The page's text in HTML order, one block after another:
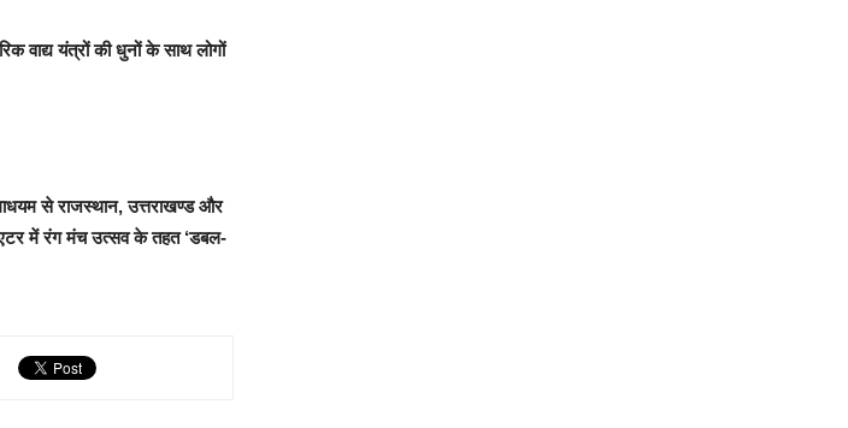
वाद्य यंत्रों की धुनों के साथ लोगों
से राजस्थान, उत्तराखण्ड और
में रंग मंच उत्सव के तहत ‘डबल-